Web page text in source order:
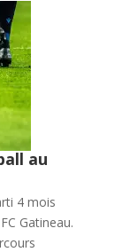
au
4 mois
Gatineau.